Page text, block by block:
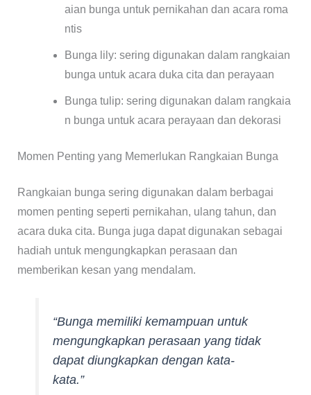
aian bunga untuk pernikahan dan acara roma
ntis
Bunga lily: sering digunakan dalam rangkaian
bunga untuk acara duka cita dan perayaan
Bunga tulip: sering digunakan dalam rangkaia
n bunga untuk acara perayaan dan dekorasi
Momen Penting yang Memerlukan Rangkaian Bunga
Rangkaian bunga sering digunakan dalam berbagai
momen penting seperti pernikahan, ulang tahun, dan
acara duka cita. Bunga juga dapat digunakan sebagai
hadiah untuk mengungkapkan perasaan dan
memberikan kesan yang mendalam.
“Bunga memiliki kemampuan untuk
mengungkapkan perasaan yang tidak
dapat diungkapkan dengan kata-
kata.”